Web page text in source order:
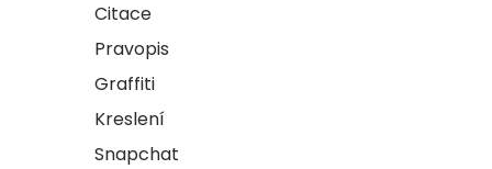
Citace
Pravopis
Graffiti
Kreslení
Snapchat